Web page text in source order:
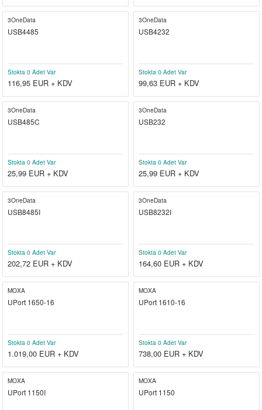
3OneData
USB4485
Stokta 0 Adet Var
116,95 EUR + KDV
3OneData
USB4232
Stokta 0 Adet Var
99,63 EUR + KDV
3OneData
USB485C
Stokta 0 Adet Var
25,99 EUR + KDV
3OneData
USB232
Stokta 0 Adet Var
25,99 EUR + KDV
3OneData
USB8485I
Stokta 0 Adet Var
202,72 EUR + KDV
3OneData
USB8232I
Stokta 0 Adet Var
164,60 EUR + KDV
MOXA
UPort 1650-16
Stokta 0 Adet Var
1.019,00 EUR + KDV
MOXA
UPort 1610-16
Stokta 0 Adet Var
738,00 EUR + KDV
MOXA
UPort 1150I
MOXA
UPort 1150